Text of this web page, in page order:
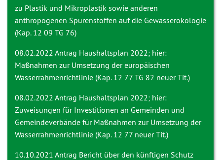
zu Plastik und Mikroplastik sowie anderen
anthropogenen Spurenstoffen auf die Gewässerökologie
(Kap. 12 09 TG 76)
08.02.2022 Antrag Haushaltsplan 2022; hier:
Maßnahmen zur Umsetzung der europäischen
Wasserrahmenrichtlinie (Kap. 12 77 TG 82 neuer Tit.)
08.02.2022 Antrag Haushaltsplan 2022; hier:
Zuweisungen für Investitionen an Gemeinden und
Gemeindeverbände für Maßnahmen zur Umsetzung der
Wasserrahmenrichtlinie (Kap. 12 77 neuer Tit.)
10.10.2021 Antrag Bericht über den künftigen Schutz